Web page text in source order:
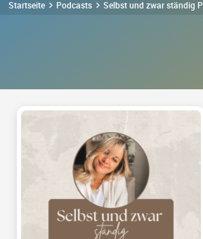
Startseite Podcasts Selbst und zwar ständig